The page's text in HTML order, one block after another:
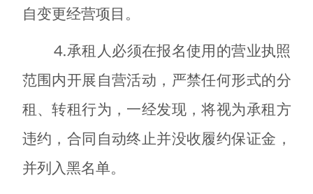
自变更经营项目。
⒋承租人必须在报名使用的营业执照
范围内开展自营活动，严禁任何形式的分
租、转租行为，一经发现，将视为承租方
违约，合同自动终止并没收履约保证金，
并列入黑名单。